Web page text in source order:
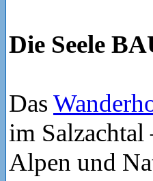
Die Seele
Das
im
Alpen und